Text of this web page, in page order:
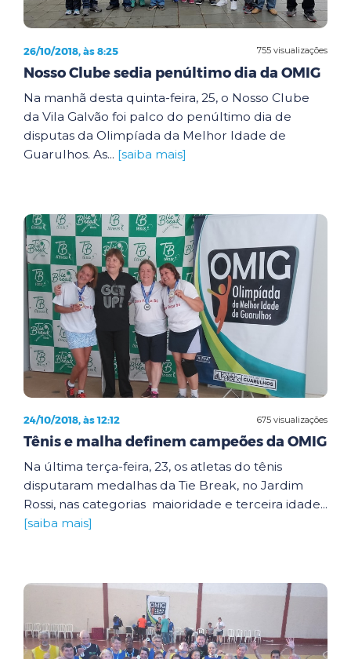
755 visualizações
26/10/2018, às 8:25
Nosso Clube sedia penúltimo dia da OMIG
Na manhã desta quinta-feira, 25, o Nosso Clube
da Vila Galvão foi palco do penúltimo dia de
disputas da Olimpíada da Melhor Idade de
Guarulhos. As... [saiba mais]
675 visualizações
24/10/2018, às 12:12
Tênis e malha definem campeões da OMIG
Na última terça-feira, 23, os atletas do tênis
disputaram medalhas da Tie Break, no Jardim
Rossi, nas categorias maioridade e terceira idade...
[saiba mais]